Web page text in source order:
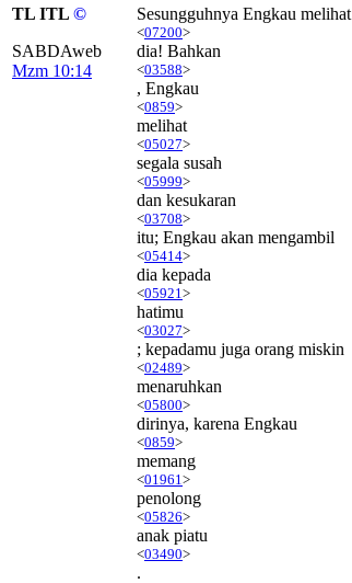
TL ITL ©
SABDAweb
Mzm 10:14
Sesungguhnya Engkau melihat
<07200>
dia! Bahkan
<03588>
, Engkau
<0859>
melihat
<05027>
segala susah
<05999>
dan kesukaran
<03708>
itu; Engkau akan mengambil
<05414>
dia kepada
<05921 >
hatimu
<03027>
; kepadamu juga orang miskin
<02489>
menaruhkan
<05800>
dirinya, karena Engkau
<0859>
memang
<01961 >
penolong
<05826>
anak piatu
<03490>
.